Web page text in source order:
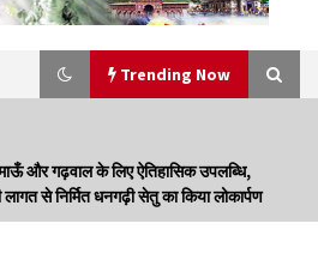
Trending Now
Rights Day : विश्व अल्पसंख्यक अधिकार दिवस
हुए सीएम,आधुनिक मदरसों का नाम अब्दुल कलाम के नाम
गढ़वाल के लिए ऐतिहासिक उपलब्धि,
से निर्मित धनगढ़ी सेतु का किया लोकार्पण